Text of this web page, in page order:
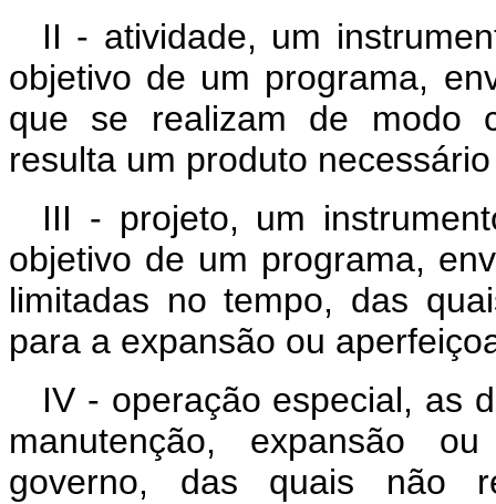
II - atividade, um
objetivo de um programa,
que se realizam de modo
resulta um produto
III - projeto, um
objetivo de um programa,
limitadas no tempo, das
para a expansão ou
IV - operação especial, as
manutenção, expansão
governo, das quais não